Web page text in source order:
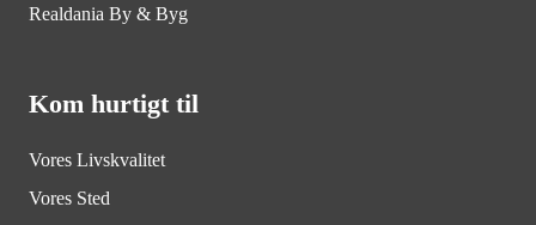
Realdania By & Byg
Kom hurtigt til
Vores Livskvalitet
Vores Sted